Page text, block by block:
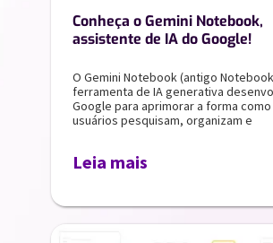
Conheça o Gemini Notebook,
assistente de IA do Google!
O Gemini Notebook (antigo
ferramenta de IA generativa
Google para aprimorar a forma
usuários pesquisam, organizam e
Leia mais